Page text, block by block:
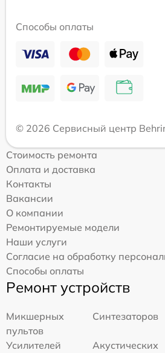
Способы оплаты
© 2026 Сервисный центр
Стоимость ремонта
Оплата и доставка
Контакты
Вакансии
О компании
Ремонтируемые модели
Наши услуги
Согласие на обработку
Способы оплаты
Ремонт устройств
Микшерных
пультов
Синтезаторов
Усилителей
Акустических